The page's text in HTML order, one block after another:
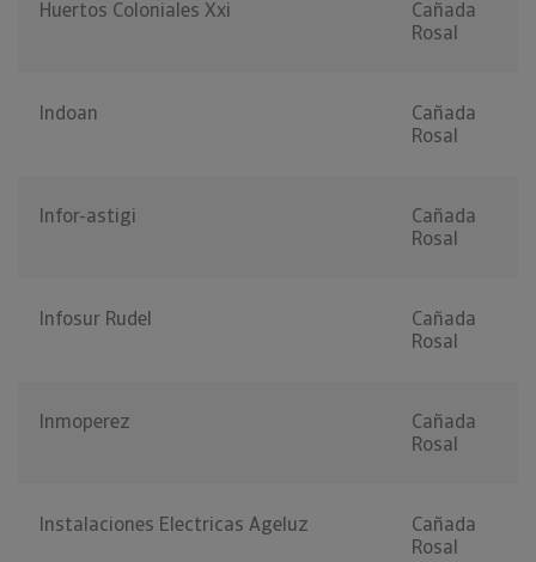
Huertos Coloniales Xxi
Cañada
Rosal
Indoan
Cañada
Rosal
Infor-astigi
Cañada
Rosal
Infosur Rudel
Cañada
Rosal
Inmoperez
Cañada
Rosal
Instalaciones Electricas Ageluz
Cañada
Rosal